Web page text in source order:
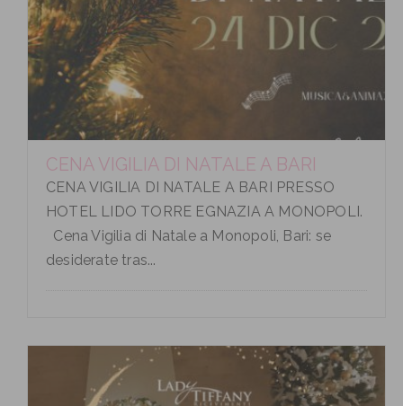
CENA VIGILIA DI NATALE A BARI
CENA VIGILIA DI NATALE A BARI PRESSO
HOTEL LIDO TORRE EGNAZIA A MONOPOLI.
Cena Vigilia di Natale a Monopoli, Bari: se
desiderate tras...